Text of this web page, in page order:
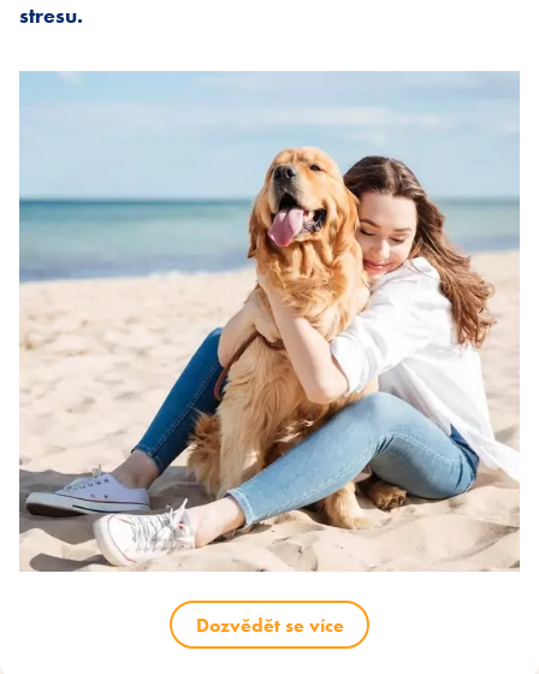
stresu.
Dozvědět se více